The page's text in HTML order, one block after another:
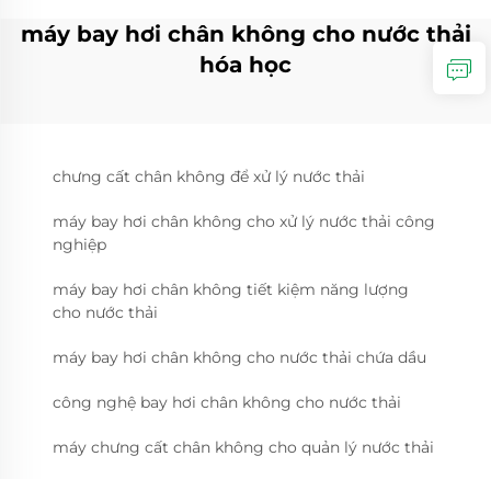
máy bay hơi chân không cho nước thải
hóa học
chưng cất chân không để xử lý nước thải
máy bay hơi chân không cho xử lý nước thải công
nghiệp
máy bay hơi chân không tiết kiệm năng lượng
cho nước thải
máy bay hơi chân không cho nước thải chứa dầu
công nghệ bay hơi chân không cho nước thải
máy chưng cất chân không cho quản lý nước thải